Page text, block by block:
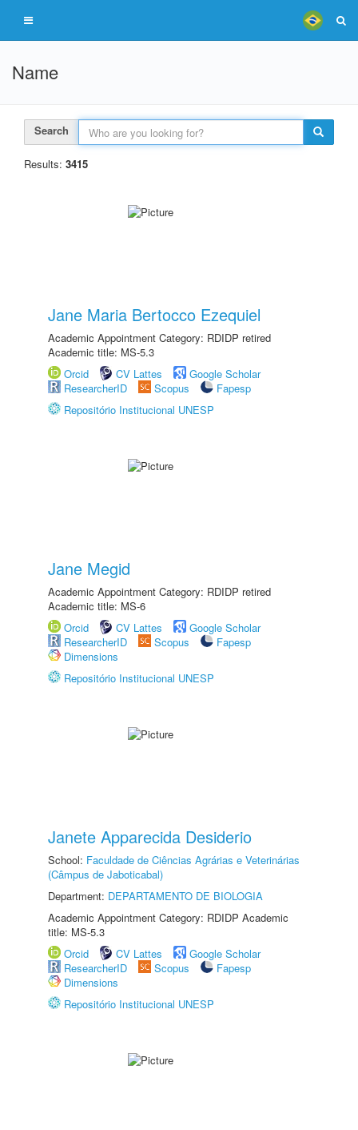
Name
Search
Results: 3415
Jane Maria Bertocco Ezequiel
Academic Appointment Category: RDIDP retired
Academic title: MS-5.3
Orcid
CV Lattes
Google Scholar
ResearcherID
Scopus
Fapesp
Repositório Institucional UNESP
Jane Megid
Academic Appointment Category: RDIDP retired
Academic title: MS-6
Orcid
CV Lattes
Google Scholar
ResearcherID
Scopus
Fapesp
Dimensions
Repositório Institucional UNESP
Janete Apparecida Desiderio
School: Faculdade de Ciências Agrárias e Veterinárias
(Câmpus de Jaboticabal)
Department: DEPARTAMENTO DE BIOLOGIA
Academic Appointment Category: RDIDP Academic
title: MS-5.3
Orcid
CV Lattes
Google Scholar
ResearcherID
Scopus
Fapesp
Dimensions
Repositório Institucional UNESP